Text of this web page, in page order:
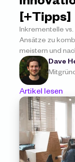
[+Tipps]
Inkrementelle
Ansätze zu
meistern und
Dave
Artikel lesen